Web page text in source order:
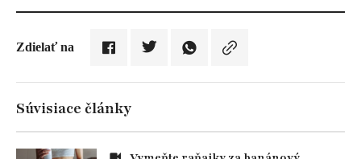
Zdielať na
Súvisiace články